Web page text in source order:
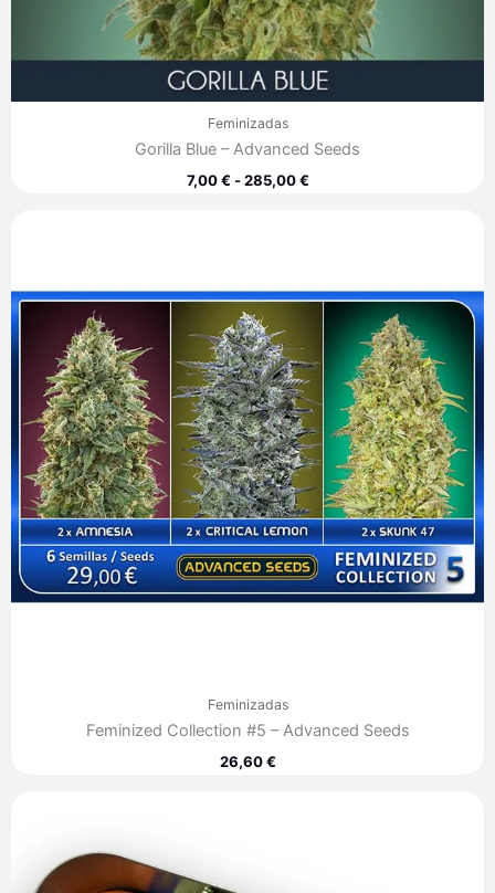
Feminizadas
Gorilla Blue – Advanced Seeds
7,00€ - 285,00€
Feminizadas
Feminized Collection #5 – Advanced Seeds
26,60€